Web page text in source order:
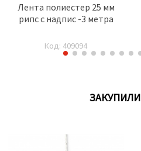
Лента полиестер 25 мм
рипс с надпис -3 метра
Код: 409094